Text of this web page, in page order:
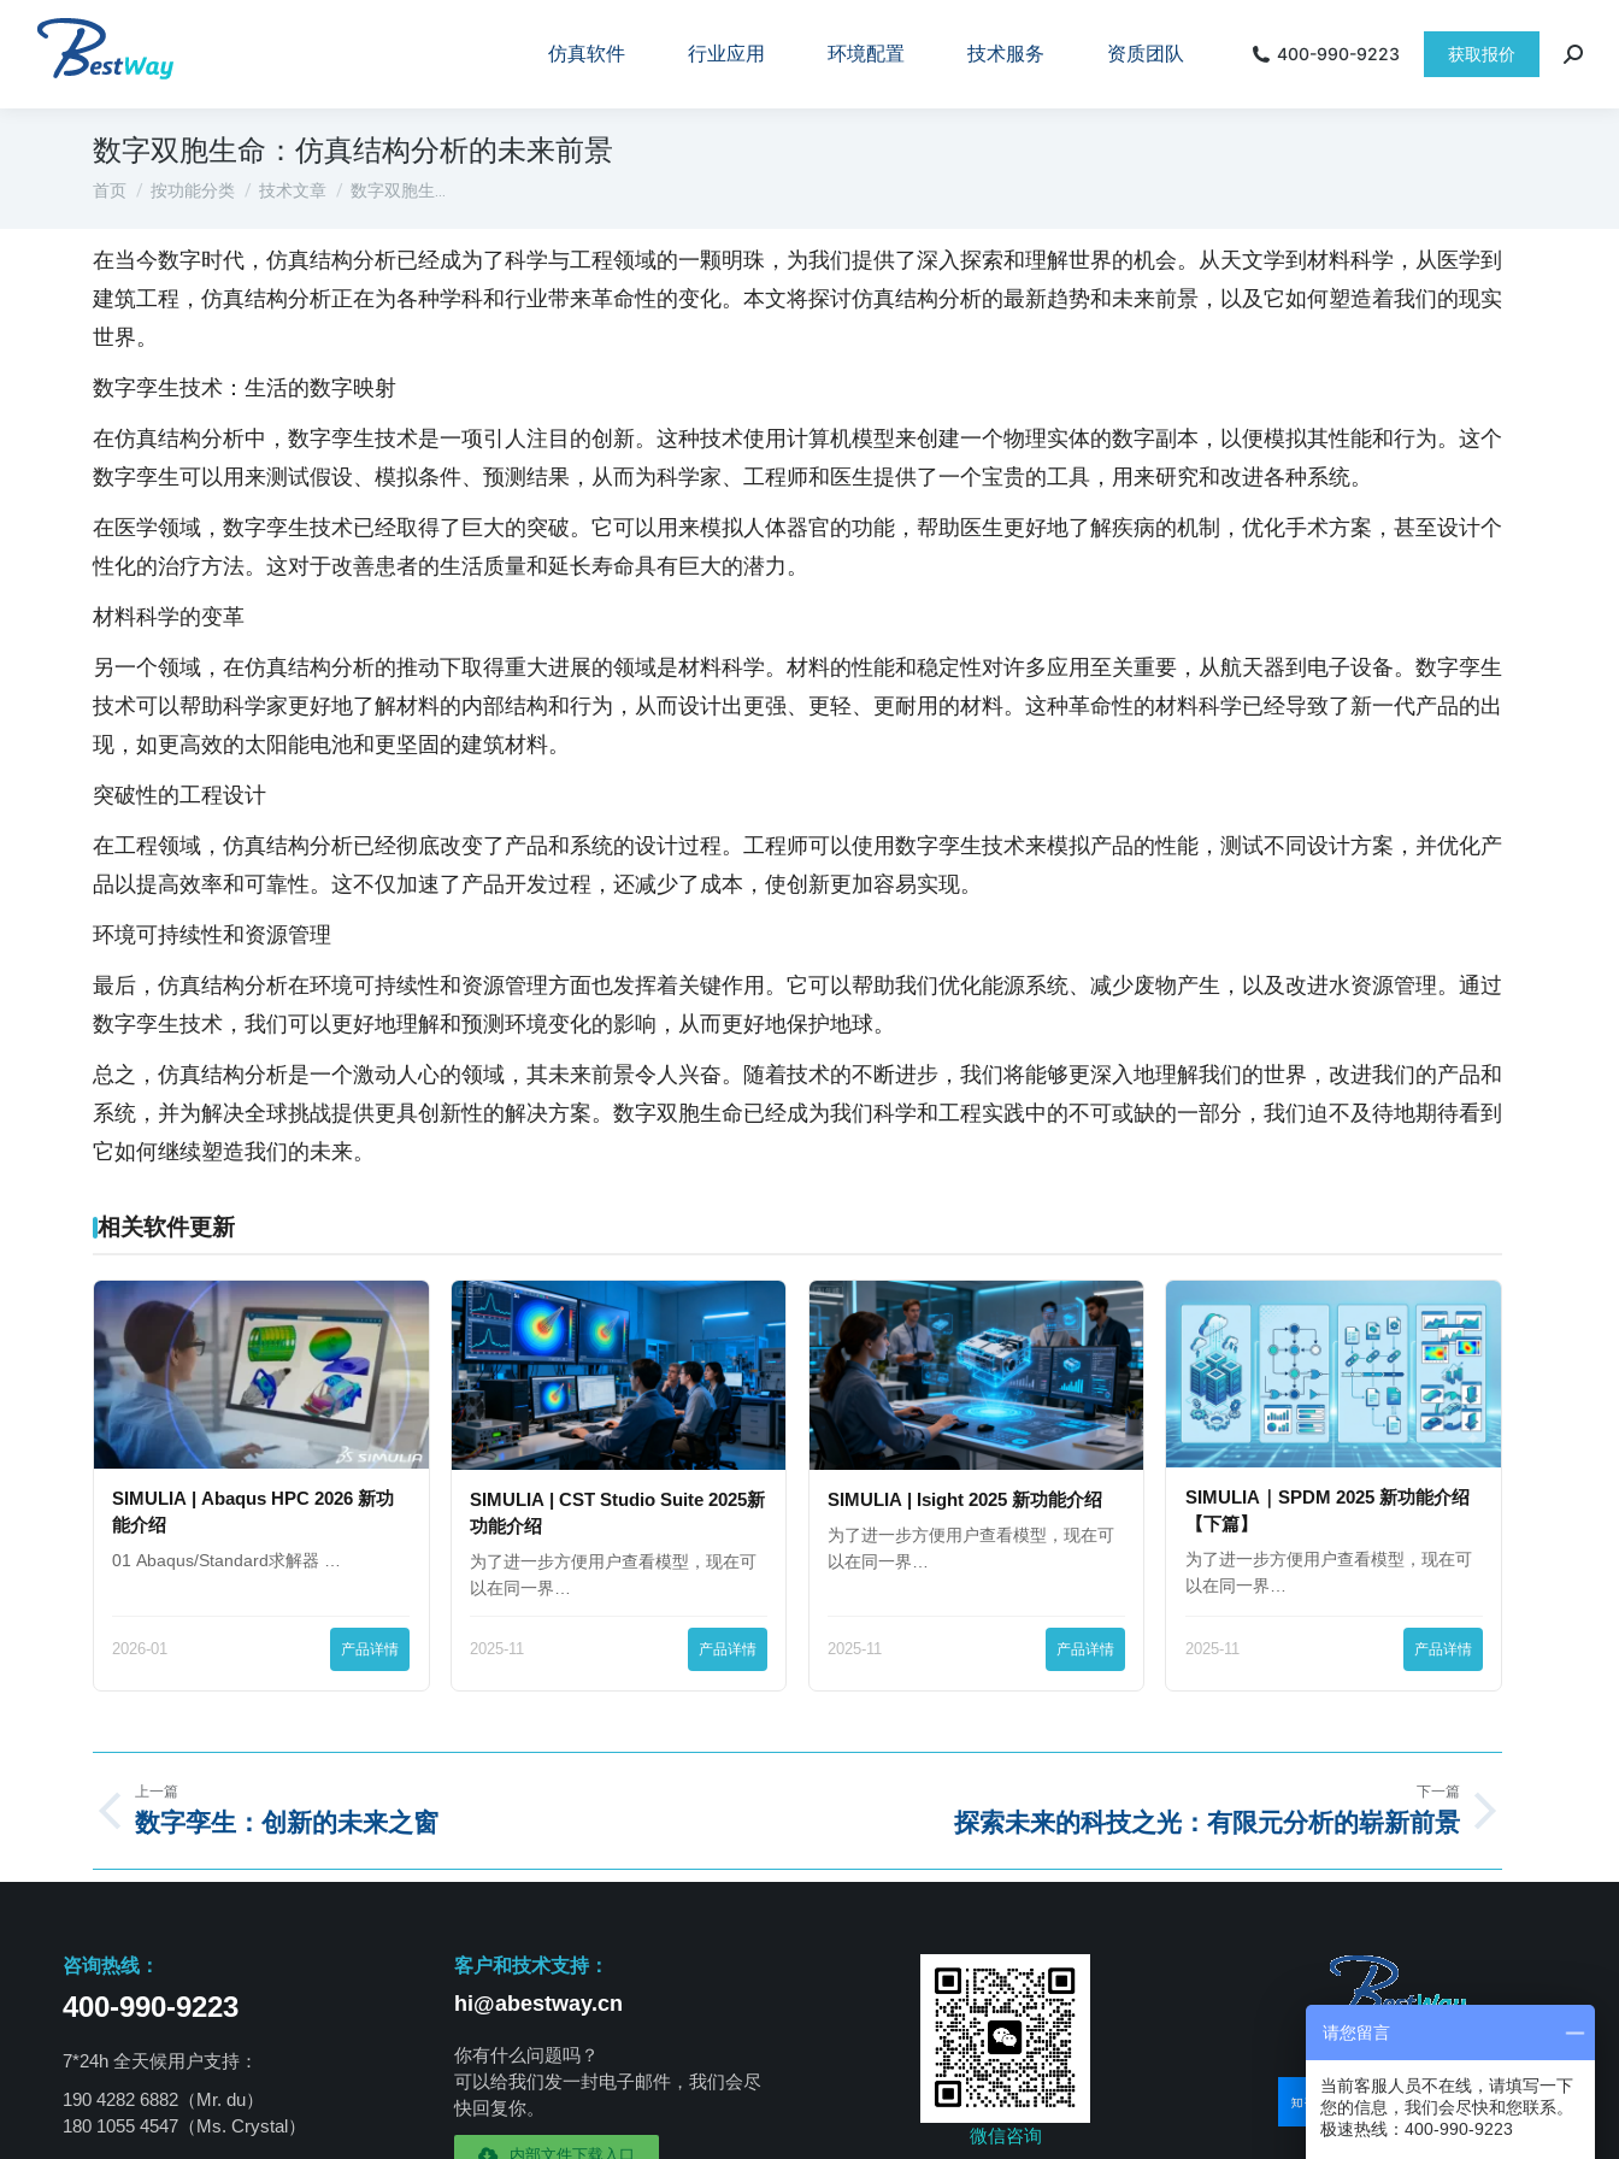
仿真软件 行业应用 环境配置 技术服务 资质团队 400-990-9223 获取报价
数字双胞生命：仿真结构分析的未来前景
您在这里：
首页 按功能分类 技术文章 数字双胞生…
在当今数字时代，仿真结构分析已经成为了科学与工程领域的一颗明珠，为我们提供了深入探索和理解世界的机会。从天文学到材料科学，从医学到
建筑工程，仿真结构分析正在为各种学科和行业带来革命性的变化。本文将探讨仿真结构分析的最新趋势和未来前景，以及它如何塑造着我们的现实
世界。
数字孪生技术：生活的数字映射
在仿真结构分析中，数字孪生技术是一项引人注目的创新。这种技术使用计算机模型来创建一个物理实体的数字副本，以便模拟其性能和行为。这个
数字孪生可以用来测试假设、模拟条件、预测结果，从而为科学家、工程师和医生提供了一个宝贵的工具，用来研究和改进各种系统。
在医学领域，数字孪生技术已经取得了巨大的突破。它可以用来模拟人体器官的功能，帮助医生更好地了解疾病的机制，优化手术方案，甚至设计个
性化的治疗方法。这对于改善患者的生活质量和延长寿命具有巨大的潜力。
材料科学的变革
另一个领域，在仿真结构分析的推动下取得重大进展的领域是材料科学。材料的性能和稳定性对许多应用至关重要，从航天器到电子设备。数字孪生
技术可以帮助科学家更好地了解材料的内部结构和行为，从而设计出更强、更轻、更耐用的材料。这种革命性的材料科学已经导致了新一代产品的出
现，如更高效的太阳能电池和更坚固的建筑材料。
突破性的工程设计
在工程领域，仿真结构分析已经彻底改变了产品和系统的设计过程。工程师可以使用数字孪生技术来模拟产品的性能，测试不同设计方案，并优化产
品以提高效率和可靠性。这不仅加速了产品开发过程，还减少了成本，使创新更加容易实现。
环境可持续性和资源管理
最后，仿真结构分析在环境可持续性和资源管理方面也发挥着关键作用。它可以帮助我们优化能源系统、减少废物产生，以及改进水资源管理。通过
数字孪生技术，我们可以更好地理解和预测环境变化的影响，从而更好地保护地球。
总之，仿真结构分析是一个激动人心的领域，其未来前景令人兴奋。随着技术的不断进步，我们将能够更深入地理解我们的世界，改进我们的产品和
系统，并为解决全球挑战提供更具创新性的解决方案。数字双胞生命已经成为我们科学和工程实践中的不可或缺的一部分，我们迫不及待地期待看到
它如何继续塑造我们的未来。
相关软件更新
SIMULIA | Abaqus HPC 2026 新功
能介绍
01 Abaqus/Standard求解器 …
2026-01 产品详情
SIMULIA | CST Studio Suite 2025新
功能介绍
为了进一步方便用户查看模型，现在可
以在同一界…
2025-11 产品详情
SIMULIA | Isight 2025 新功能介绍
为了进一步方便用户查看模型，现在可
以在同一界…
2025-11 产品详情
SIMULIA｜SPDM 2025 新功能介绍
【下篇】
为了进一步方便用户查看模型，现在可
以在同一界…
2025-11 产品详情
上一篇
数字孪生：创新的未来之窗
下一篇
探索未来的科技之光：有限元分析的崭新前景
咨询热线：
400-990-9223
7*24h 全天候用户支持：
190 4282 6882（Mr. du）
180 1055 4547 （Ms. Crystal）
客户和技术支持：
hi@abestway.cn
你有什么问题吗？
可以给我们发一封电子邮件，我们会尽
快回复你。
内部文件下载入口
微信咨询
请您留言
当前客服人员不在线，请填写一下
您的信息，我们会尽快和您联系。
极速热线：400-990-9223